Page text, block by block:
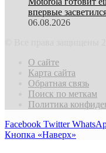
впервые
06.08.2026
О сайте
Карта сайта
Обратная связь
Поиск по меткам
Политика
Facebook Twitter
Кнопка «Наверх»